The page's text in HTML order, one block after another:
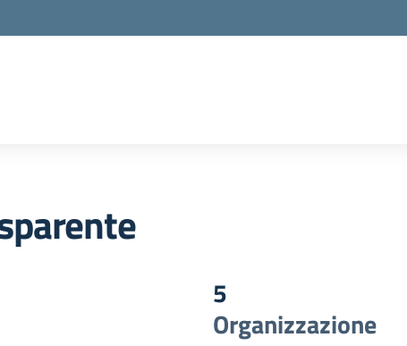
5
Organizzazione